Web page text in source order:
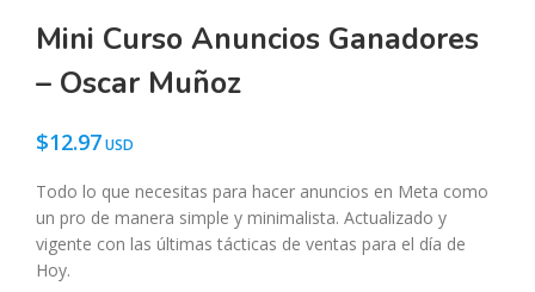
Mini Curso Anuncios Ganadores
– Oscar Muñoz
$12.97
Todo lo que necesitas para hacer anuncios en Meta como
un pro de manera simple y minimalista. Actualizado y
vigente con las últimas tácticas de ventas para el día de
Hoy.